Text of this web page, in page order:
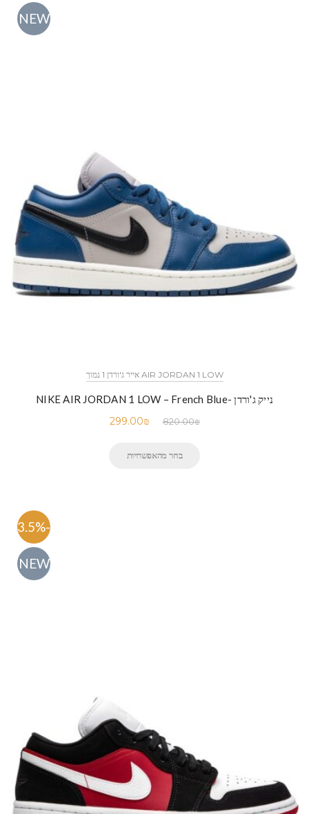
NEW
AIR JORDAN 1 LOW אייר ג'ורדן 1 נמוך
נייק ג'ורדן -NIKE AIR JORDAN 1 LOW – French Blue
820.00₪
299.00₪
בחר מהאפשרויות
-63.5%
NEW